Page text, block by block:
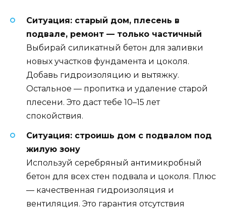
Ситуация: старый дом, плесень в
подвале, ремонт — только частичный
Выбирай силикатный бетон для заливки
новых участков фундамента и цоколя.
Добавь гидроизоляцию и вытяжку.
Остальное — пропитка и удаление старой
плесени. Это даст тебе 10–15 лет
спокойствия.
Ситуация: строишь дом с подвалом под
жилую зону
Используй серебряный антимикробный
бетон для всех стен подвала и цоколя. Плюс
— качественная гидроизоляция и
вентиляция. Это гарантия отсутствия